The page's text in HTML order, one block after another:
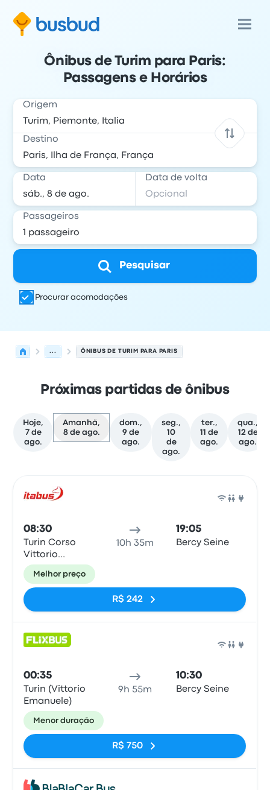
Ônibus de Turim para Paris:
Passagens e Horários
Origem
Destino
Data Data de volta
Passageiros
Pesquisar
Procurar acomodações
... ÔNIBUS DE TURIM PARA PARIS
Próximas partidas de ônibus
Hoje,
7 de
ago.
Amanhã,
8 de ago.
dom.,
9 de
ago.
seg.,
10
de
ago.
ter.,
11 de
ago.
qua.,
12 de
ago.
08:30
Turin Corso
Vittorio
Emanuele II
10h 35m
19:05
Bercy Seine
Melhor preço
R$ 242
00:35
Turin (Vittorio
Emanuele)
9h 55m
10:30
Bercy Seine
Menor duração
R$ 750